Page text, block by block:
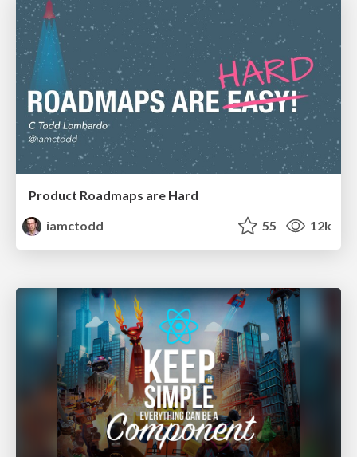
Product Roadmaps are Hard
iamctodd
55 12k